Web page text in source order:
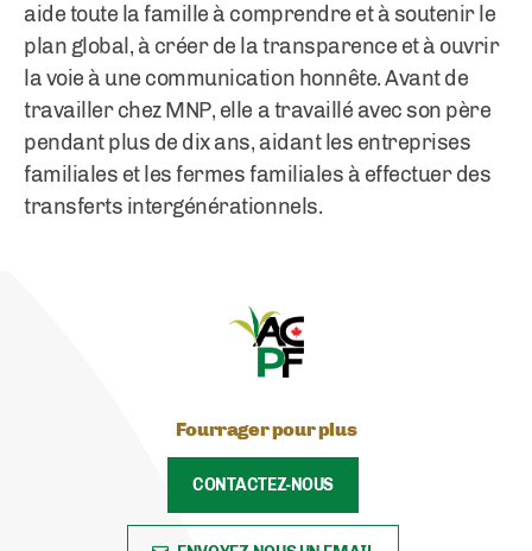
aide toute la famille à comprendre et à soutenir le
plan global, à créer de la transparence et à ouvrir
la voie à une communication honnête. Avant de
travailler chez MNP, elle a travaillé avec son père
pendant plus de dix ans, aidant les entreprises
familiales et les fermes familiales à effectuer des
transferts intergénérationnels.
Fourrager pour plus
CONTACTEZ-NOUS